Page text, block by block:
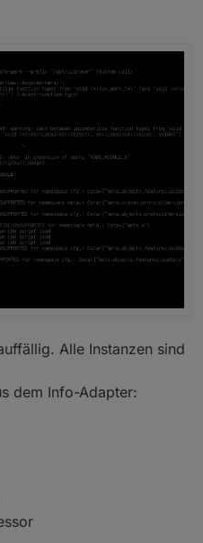
Alle Instanzen sind
dem Info-Adapter: